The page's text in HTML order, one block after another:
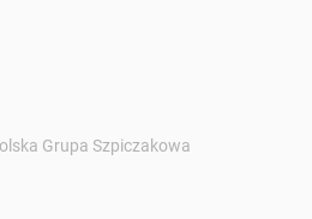
Grupa Szpiczakowa